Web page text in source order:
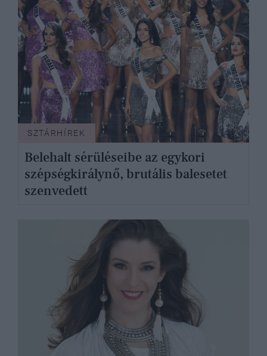
SZTÁRHÍREK
Belehalt sérüléseibe az egykori
szépségkirálynő, brutális balesetet
szenvedett